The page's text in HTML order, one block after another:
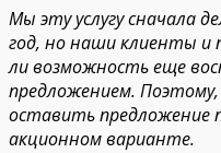
Мы эту услугу сначала
год, но наши клиенты и
ли возможность еще
предложением.
оставить предложение
акционном варианте.